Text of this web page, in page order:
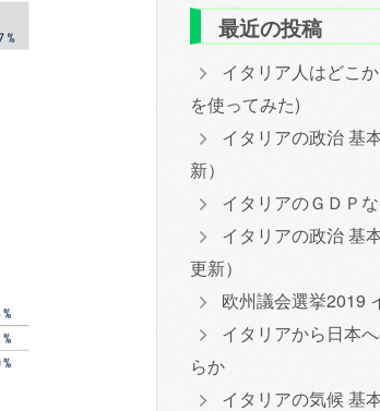
最近の投稿
イタリア人はどこ
を使ってみた)
イタリアの政治 基
新）
イタリアのＧＤＰ
イタリアの政治 基
更新）
欧州議会選挙2019
イタリアから日本
らか
イタリアの気候 基